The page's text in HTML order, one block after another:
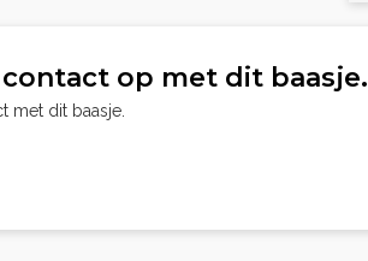
op met dit baasje.
met dit baasje.